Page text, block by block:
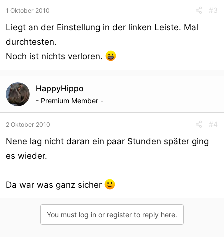
1 Oktober 2010 #3
Liegt an der Einstellung in der linken Leiste. Mal
durchtesten.
Noch ist nichts verloren.
HappyHippo
- Premium Member -
2 Oktober 2010 #4
Nene lag nicht daran ein paar Stunden später ging
es wieder.
Da war was ganz sicher
You must log in or register to reply here.